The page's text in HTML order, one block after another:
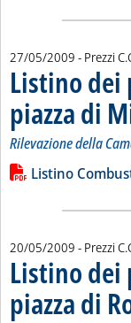
27/05/2009 - Prezzi
Listino dei
piazza di
Rilevazione della
Leggi tutta la
Lista allegati
Listino
20/05/2009 - Prezzi
Listino
piazza di